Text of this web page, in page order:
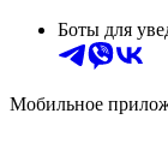
Боты для
Мобильное